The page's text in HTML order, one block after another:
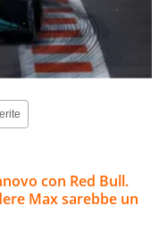
con Red Bull.
Max sarebbe un